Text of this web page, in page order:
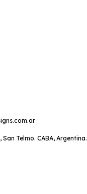
Telmo. CABA, Argentina.